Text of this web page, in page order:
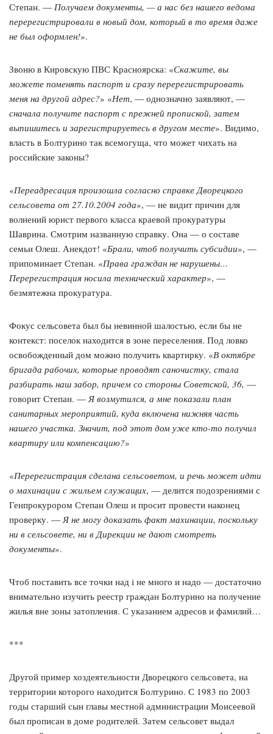
Степан. — Получаем документы, — а нас без нашего ведома
перерегистрировали в новый дом, который в то время даже
не был оформлен!».
Звоню в Кировскую ПВС Красноярска: «Скажите, вы
можете поменять паспорт и сразу перерегистрировать
меня на другой адрес?» «Нет, — однозначно заявляют, —
сначала получите паспорт с прежней пропиской, затем
выпишитесь и зарегистрируетесь в другом месте». Видимо,
власть в Болтурино так всемогуща, что может чихать на
российские законы?
«Переадресация произошла согласно справке Дворецкого
сельсовета от 27.10.2004 года», — не видит причин для
волнений юрист первого класса краевой прокуратуры
Шаврина. Смотрим названную справку. Она — о составе
семьи Олеш. Анекдот! «Брали, чтоб получить субсидии», —
припоминает Степан. «Права граждан не нарушены…
Перерегистрация носила технический характер», —
безмятежна прокуратура.
Фокус сельсовета был бы невинной шалостью, если бы не
контекст: поселок находится в зоне переселения. Под ловко
освобожденный дом можно получить квартирку. «В октябре
бригада рабочих, которые проводят саночистку, стала
разбирать наш забор, причем со стороны Советской, 36, —
говорит Степан. —Я возмутился, а мне показали план
санитарных мероприятий, куда включена нижняя часть
нашего участка. Значит, под этот дом уже кто-то получил
квартиру или компенсацию?»
«Перерегистрация сделана сельсоветом, и речь может идти
о махинации с жильем служащих, — делится подозрениями с
Генпрокурором Степан Олеш и просит провести наконец
проверку. —Я не могу доказать факт махинации, поскольку
ни в сельсовете, ни в Дирекции не дают смотреть
документы».
Чтоб поставить все точки над i не много и надо — достаточно
внимательно изучить реестр граждан Болтурино на получение
жилья вне зоны затопления. С указанием адресов и фамилий…
***
Другой пример хоздеятельности Дворецкого сельсовета, на
территории которого находится Болтурино. С 1983 по 2003
годы старший сын главы местной администрации Моисеевой
был прописан в доме родителей. Затем сельсовет выдал